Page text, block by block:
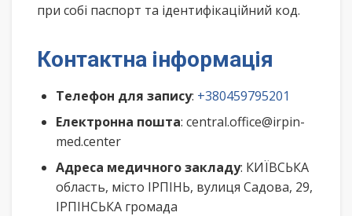
при собі паспорт та ідентифікаційний код.
Контактна інформація
Телефон для запису: +380459795201
Електронна пошта: central.office@irpin-
med.center
Адреса медичного закладу: КИЇВСЬКА
область, місто ІРПІНЬ, вулиця Садова, 29,
ІРПІНСЬКА громада